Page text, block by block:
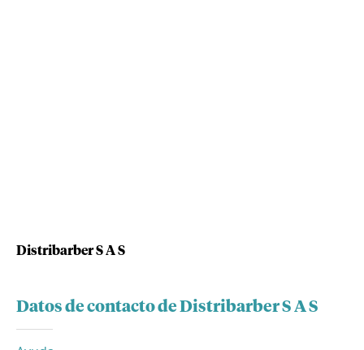
Distribarber S A S
Datos de contacto de Distribarber S A S